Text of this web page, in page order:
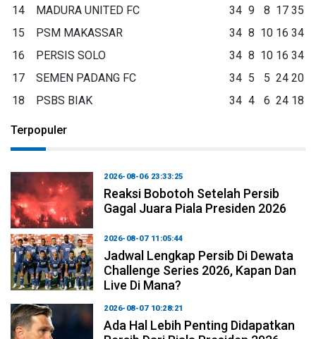
14
MADURA UNITED FC 34 9 8 17 35
15
PSM MAKASSAR 34 8 10 16 34
16
PERSIS SOLO 34 8 10 16 34
17
SEMEN PADANG FC 34 5 5 24 20
18
PSBS BIAK 34 4 6 24 18
Terpopuler
2026-08-06 23:33:25
Reaksi Bobotoh Setelah Persib
Gagal Juara Piala Presiden 2026
2026-08-07 11:05:44
Jadwal Lengkap Persib Di Dewata
Challenge Series 2026, Kapan Dan
Live Di Mana?
2026-08-07 10:28:21
Ada Hal Lebih Penting Didapatkan